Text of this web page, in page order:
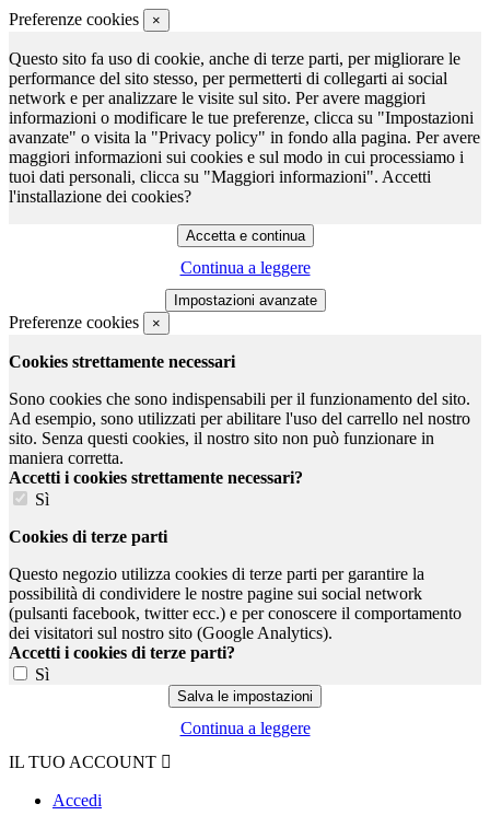
Preferenze cookies ×
Questo sito fa uso di cookie, anche di terze parti, per migliorare le
performance del sito stesso, per permetterti di collegarti ai social
network e per analizzare le visite sul sito. Per avere maggiori
informazioni o modificare le tue preferenze, clicca su "Impostazioni
avanzate" o visita la "Privacy policy" in fondo alla pagina. Per avere
maggiori informazioni sui cookies e sul modo in cui processiamo i
tuoi dati personali, clicca su "Maggiori informazioni". Accetti
l'installazione dei cookies?
Continua a leggere
Preferenze cookies ×
Cookies strettamente necessari
Sono cookies che sono indispensabili per il funzionamento del sito.
Ad esempio, sono utilizzati per abilitare l'uso del carrello nel nostro
sito. Senza questi cookies, il nostro sito non può funzionare in
maniera corretta.
Accetti i cookies strettamente necessari?
Sì
Cookies di terze parti
Questo negozio utilizza cookies di terze parti per garantire la
possibilità di condividere le nostre pagine sui social network
(pulsanti facebook, twitter ecc.) e per conoscere il comportamento
dei visitatori sul nostro sito (Google Analytics).
Accetti i cookies di terze parti?
Sì
Continua a leggere
IL TUO ACCOUNT 
Accedi